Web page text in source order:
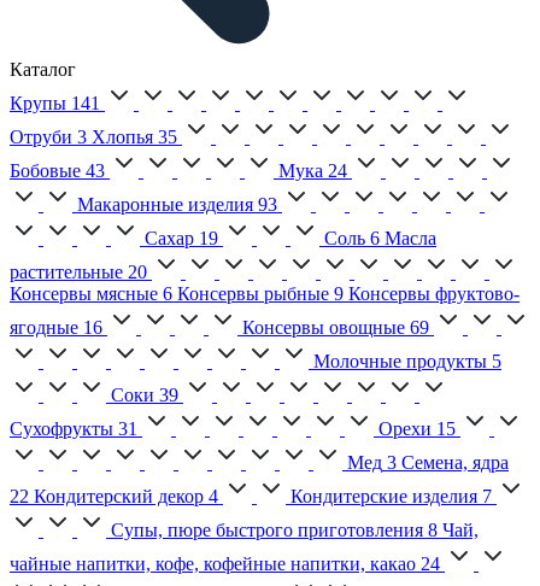
Каталог
Крупы 141
Отруби 3 Хлопья 35
Бобовые 43 Мука 24
Макаронные изделия 93
Сахар 19 Соль 6 Масла
растительные 20
Консервы мясные 6 Консервы рыбные 9 Консервы фруктово-
ягодные 16 Консервы овощные 69
Молочные продукты 5
Соки 39
Сухофрукты 31 Орехи 15
Мед 3 Семена, ядра
22 Кондитерский декор 4 Кондитерские изделия 7
Супы, пюре быстрого приготовления 8 Чай,
чайные напитки, кофе, кофейные напитки, какао 24